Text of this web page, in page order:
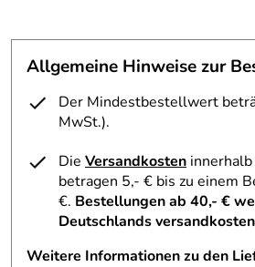
Allgemeine Hinweise zur
Der Mindestbestellwert
MwSt.).
Die Versandkosten
betragen 5,- € bis zu einem
€. Bestellungen ab 40,- €
Deutschlands
Weitere Informationen zu den